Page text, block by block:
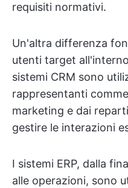
requisiti normativi.
Un'altra differenza
utenti target
sistemi CRM sono
rappresentanti
marketing e dai
gestire le interazioni
I sistemi ERP, dalla
alle operazioni, sono